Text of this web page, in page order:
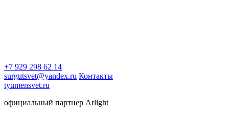
+7 929 298 62 14
surgutsvet@yandex.ru Контакты
tyumensvet.ru
официальный партнер Arlight